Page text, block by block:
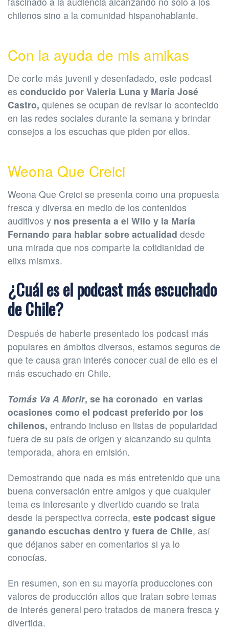
chilenos sino a la comunidad hispanohablante.
Con la ayuda de mis amikas
De corte más juvenil y desenfadado, este podcast
es conducido por Valeria Luna y María José
Castro, quienes se ocupan de revisar lo acontecido
en las redes sociales durante la semana y brindar
consejos a los escuchas que piden por ellos.
Weona Que Creici
Weona Que Creici se presenta como una propuesta
fresca y diversa en medio de los contenidos
auditivos y nos presenta a el Wilo y la María
Fernando para hablar sobre actualidad desde
una mirada que nos comparte la cotidianidad de
ellxs mismxs.
¿Cuál es el podcast más escuchado
de Chile?
Después de haberte presentado los podcast más
populares en ámbitos diversos, estamos seguros de
que te causa gran interés conocer cual de ello es el
más escuchado en Chile.
Tomás Va A Morir, se ha coronado en varias
ocasiones como el podcast preferido por los
chilenos, entrando incluso en listas de popularidad
fuera de su país de origen y alcanzando su quinta
temporada, ahora en emisión.
Demostrando que nada es más entretenido que una
buena conversación entre amigos y que cualquier
tema es interesante y divertido cuando se trata
desde la perspectiva correcta, este podcast sigue
ganando escuchas dentro y fuera de Chile, así
que déjanos saber en comentarios si ya lo
conocías.
En resumen, son en su mayoría producciones con
valores de producción altos que tratan sobre temas
de interés general pero tratados de manera fresca y
divertida.